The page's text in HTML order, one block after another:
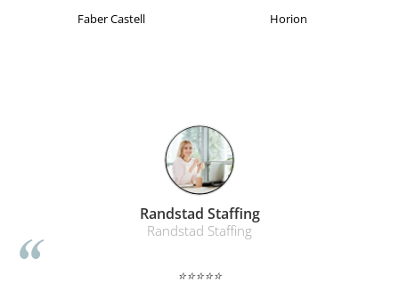
Accesorii pentru protectia muncii
Copii - tricouri si hanorace
Comunicare si prezentare
Sisteme de afisare
Faber Castell Horion
Randstad Staffing
Randstad Staffing
⭐⭐⭐⭐⭐